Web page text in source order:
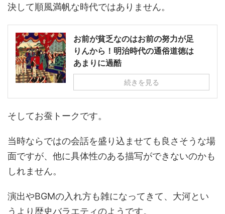
決して順風満帆な時代ではありません。
お前が貧乏なのはお前の努力が足
りんから！明治時代の通俗道徳は
あまりに過酷
続きを見る
そしてお蚕トークです。
当時ならではの会話を盛り込ませても良さそうな場
面ですが、他に具体性のある描写ができないのかも
しれません。
演出やBGMの入れ方も雑になってきて、大河とい
うより歴史バラエティのようです。